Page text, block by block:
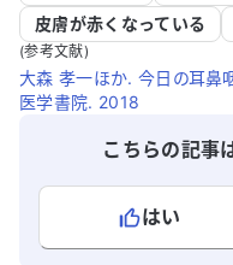
皮膚が赤くなっている
(参考文献)
大森 孝一ほか. 今日の耳鼻
医学書院. 2018
こちらの記事
はい